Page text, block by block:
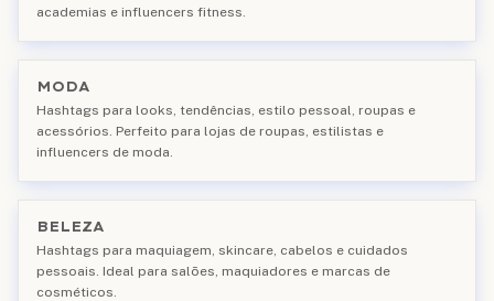
academias e influencers fitness.
MODA
Hashtags para looks, tendências, estilo pessoal, roupas e
acessórios. Perfeito para lojas de roupas, estilistas e
influencers de moda.
BELEZA
Hashtags para maquiagem, skincare, cabelos e cuidados
pessoais. Ideal para salões, maquiadores e marcas de
cosméticos.